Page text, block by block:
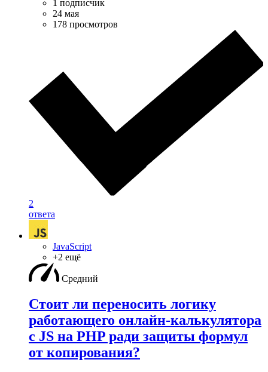
1 подписчик
24 мая
178 просмотров
2
ответа
JavaScript
+2 ещё
Средний
Стоит ли переносить логику
работающего онлайн-калькулятора
с JS на PHP ради защиты формул
от копирования?